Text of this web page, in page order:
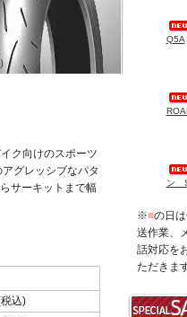
ク向けのスポーツ
グレッシブなパタ
サーキットまで幅
込)
Q5A
ン
※■の日
送作業、
話対応を
ただきます